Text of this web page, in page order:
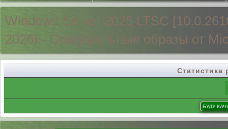
Windows Server 2025 LTSC
2026) - Оригинальные образы от
Статистика